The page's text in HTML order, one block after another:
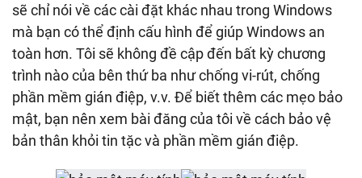
sẽ chỉ nói về các cài đặt khác nhau trong Windows
mà bạn có thể định cấu hình để giúp Windows an
toàn hơn. Tôi sẽ không đề cập đến bất kỳ chương
trình nào của bên thứ ba như chống vi-rút, chống
phần mềm gián điệp, v.v. Để biết thêm các mẹo bảo
mật, bạn nên xem bài đăng của tôi về cách bảo vệ
bản thân khỏi tin tặc và phần mềm gián điệp.